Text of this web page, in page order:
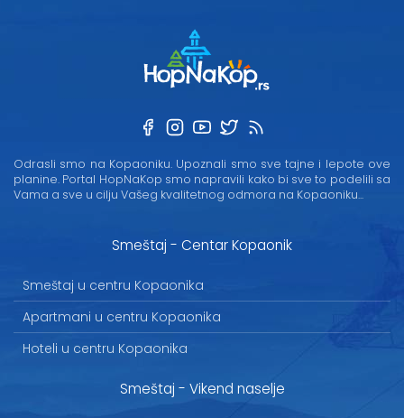
Odrasli smo na Kopaoniku. Upoznali smo sve tajne i lepote ove
planine. Portal HopNaKop smo napravili kako bi sve to podelili sa
Vama a sve u cilju Vašeg kvalitetnog odmora na Kopaoniku...
Smeštaj - Centar Kopaonik
Smeštaj u centru Kopaonika
Apartmani u centru Kopaonika
Hoteli u centru Kopaonika
Smeštaj - Vikend naselje